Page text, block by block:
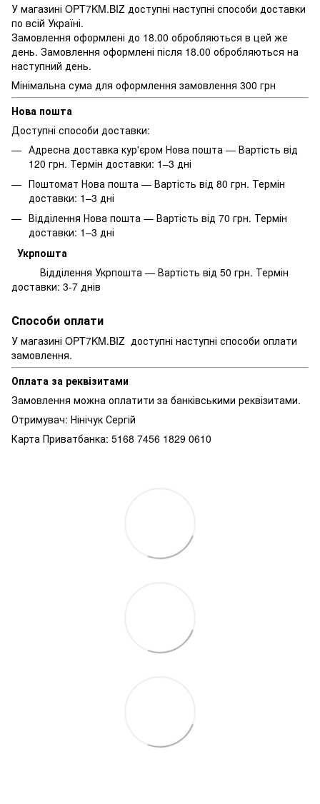
У магазині OPT7KM.BIZ доступні наступні способи доставки
по всій Україні.
Замовлення оформлені до 18.00 обробляються в цей же
день. Замовлення оформлені після 18.00 обробляються на
наступний день.
Мінімальна сума для оформлення замовлення 300 грн
Нова пошта
Доступні способи доставки:
Адресна доставка кур'єром Нова пошта — Вартість від
120 грн. Термін доставки: 1–3 дні
Поштомат Нова пошта — Вартість від 80 грн. Термін
доставки: 1–3 дні
Відділення Нова пошта — Вартість від 70 грн. Термін
доставки: 1–3 дні
Укрпошта
Відділення Укрпошта — Вартість від 50 грн. Термін
доставки: 3-7 днів
Способи оплати
У магазині OPT7KM.BIZ доступні наступні способи оплати
замовлення.
Оплата за реквізитами
Замовлення можна оплатити за банківськими реквізитами.
Отримувач: Нінічук Сергій
Карта Приватбанка: 5168 7456 1829 0610